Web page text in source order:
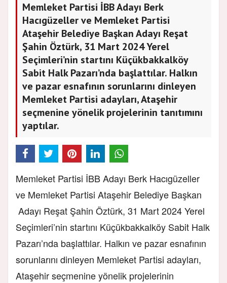
Memleket Partisi İBB Adayı Berk
Hacıgüzeller ve Memleket Partisi
Ataşehir Belediye Başkan Adayı Reşat
Şahin Öztürk, 31 Mart 2024 Yerel
Seçimleri’nin startını Küçükbakkalköy
Sabit Halk Pazarı’nda başlattılar. Halkın
ve pazar esnafının sorunlarını dinleyen
Memleket Partisi adayları, Ataşehir
seçmenine yönelik projelerinin tanıtımını
yaptılar.
Memleket Partisi İBB Adayı Berk Hacıgüzeller
ve Memleket Partisi Ataşehir Belediye Başkan
Adayı Reşat Şahin Öztürk, 31 Mart 2024 Yerel
Seçimleri’nin startını Küçükbakkalköy Sabit Halk
Pazarı’nda başlattılar. Halkın ve pazar esnafının
sorunlarını dinleyen Memleket Partisi adayları,
Ataşehir seçmenine yönelik projelerinin